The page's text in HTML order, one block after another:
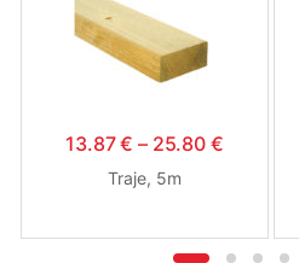
13.87€ – 25.80 €
Traje, 5m